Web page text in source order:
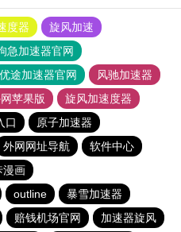
度器
旋风加速
急加速器官网
优途加速器官网
风驰加速器
苹果版
旋风加速度器
口
原子加速器
外网网址导航
软件中心
漫画
outline
暴雪加速器
赔钱机场官网 加速器旋风